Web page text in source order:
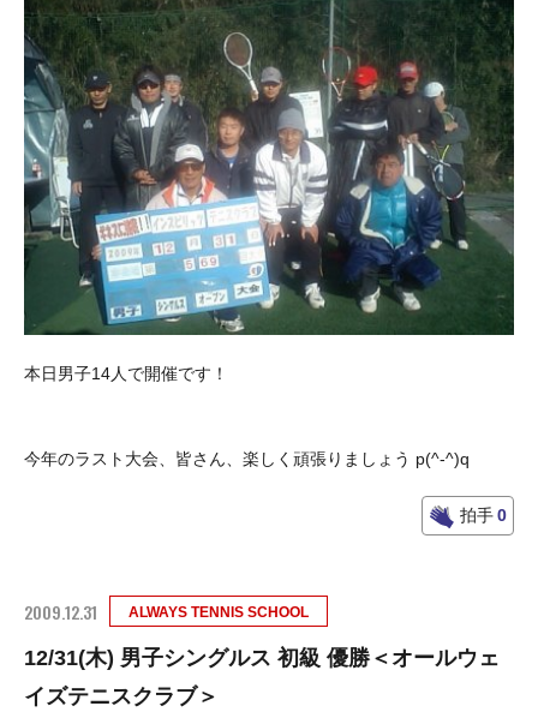
本日男子14人で開催です！
今年のラスト大会、皆さん、楽しく頑張りましょう p(^-^)q
拍手0
2009.12.31 ALWAYS TENNIS SCHOOL
12/31(木) 男子シングルス 初級 優勝＜オールウェ
イズテニスクラブ＞